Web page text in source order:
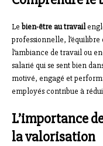
Le bien-être au travail
professionnelle,
l’ambiance de travail ou
salarié qui se sent bien
motivé, engagé et
employés contribue à
L’importance
la valorisation